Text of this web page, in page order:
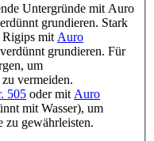
Untergründe mit Auro
grundieren. Stark
Rigips mit Auro
grundieren. Für
um
vermeiden.
505 oder mit Auro
mit Wasser), um
zu gewährleisten.